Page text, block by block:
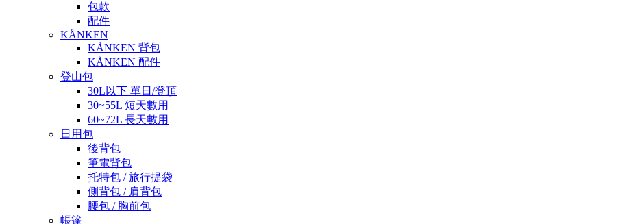
包款
配件
KÅNKEN
KÅNKEN 背包
KÅNKEN 配件
登山包
30L以下 單日/登頂
30~55L 短天數用
60~72L 長天數用
日用包
後背包
筆電背包
托特包 / 旅行提袋
側背包 / 肩背包
腰包 / 胸前包
帳篷